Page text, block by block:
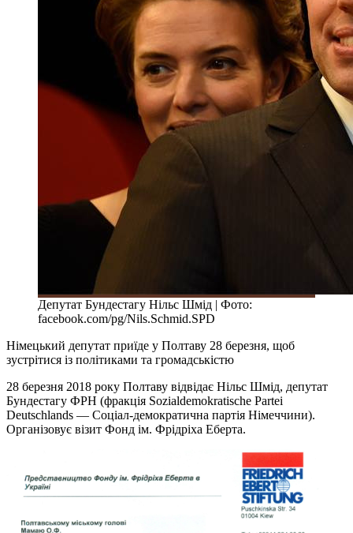
Депутат Бундестагу Нільс Шмід | Фото:
facebook.com/pg/Nils.Schmid.SPD
Німецький депутат приїде у Полтаву 28 березня, щоб
зустрітися із політиками та громадськістю
28 березня 2018 року Полтаву відвідає Нільс Шмід, депутат
Бундестагу ФРН (фракція Sozialdemokratische Partei
Deutschlands — Соціал-демократична партія Німеччини).
Організовує візит Фонд ім. Фрідріха Еберта.